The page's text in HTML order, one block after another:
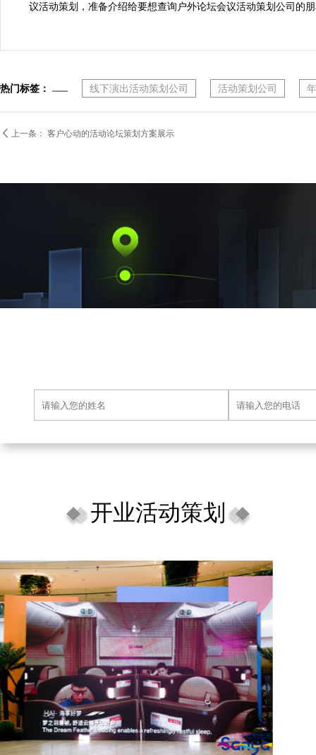
议活动策划，准备介绍给要想查询户外论坛会议活动策划公司的
热门标签： 线下演出活动策划公司 活动策划公司
 上一条： 客户心动的活动论坛策划方案展示
开业活动策划